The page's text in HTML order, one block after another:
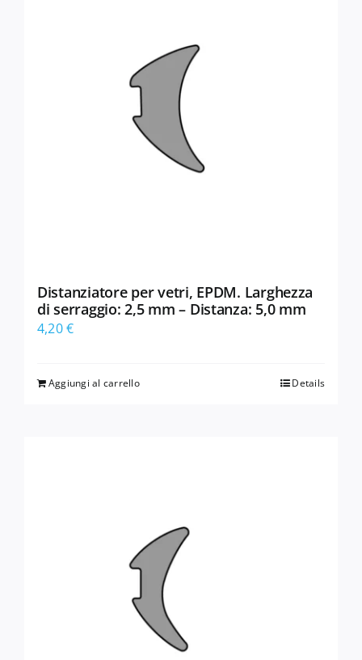
Distanziatore per vetri, EPDM. Larghezza
di serraggio: 2,5 mm – Distanza: 5,0 mm
4,20€
Aggiungi al carrello Details